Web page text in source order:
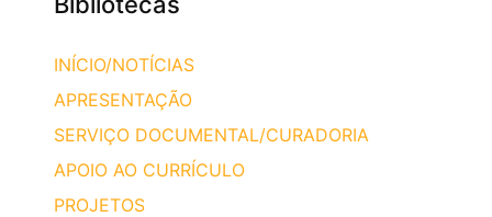
INÍCIO/NOTÍCIAS
APRESENTAÇÃO
SERVIÇO DOCUMENTAL/CURADORIA
APOIO AO CURRÍCULO
PROJETOS